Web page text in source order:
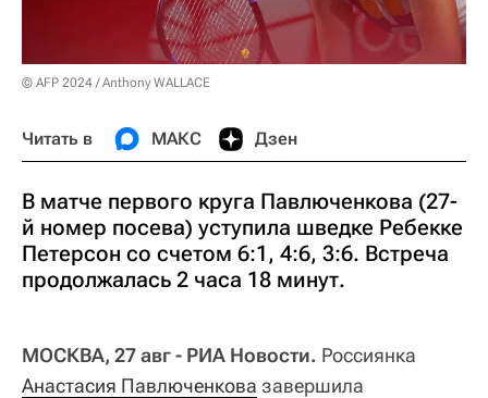
© AFP 2024 / Anthony WALLACE
Читать в МАКС Дзен
В матче первого круга Павлюченкова (27-
й номер посева) уступила шведке Ребекке
Петерсон со счетом 6:1, 4:6, 3:6. Встреча
продолжалась 2 часа 18 минут.
МОСКВА, 27 авг - РИА Новости. Россиянка
Анастасия Павлюченкова завершила